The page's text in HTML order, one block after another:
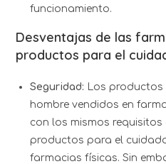
funcionamiento.
Desventajas de las
productos para el
Seguridad: Los
hombre vendidos en
con los mismos
productos para el
farmacias físicas. Sin